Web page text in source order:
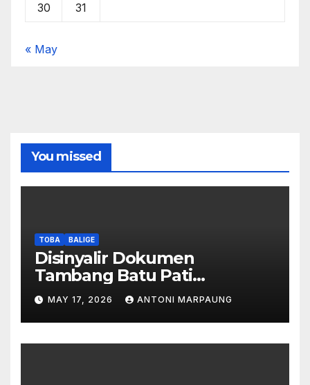
30 31
« May
You missed
TOBA BALIGE
Disinyalir Dokumen
Tambang Batu Pati
Simanjuntak Palsu – Jerry
Manurung : Tambang Tidak
Berada Di DTA – Frengki
Pardede : Kami Tidak Miliki
MAY 17, 2026 ANTONI MARPAUNG